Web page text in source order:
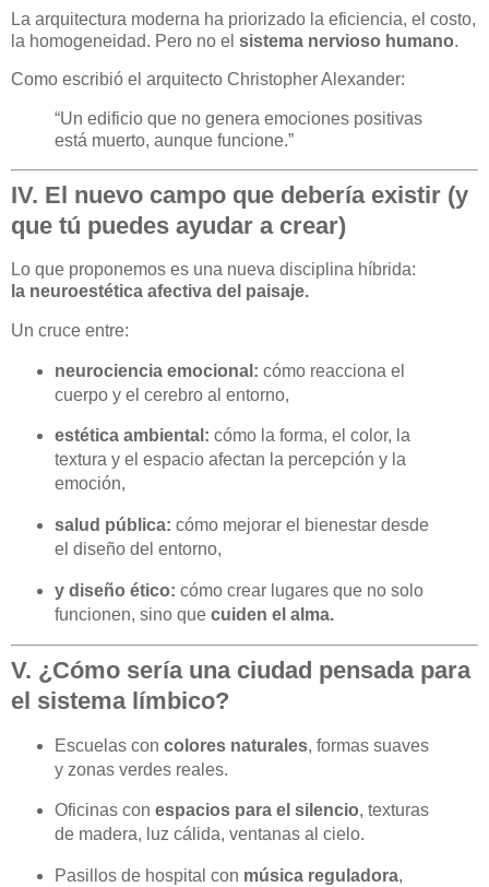
La arquitectura moderna ha priorizado la eficiencia, el costo,
la homogeneidad. Pero no el sistema nervioso humano.
Como escribió el arquitecto Christopher Alexander:
“Un edificio que no genera emociones positivas
está muerto, aunque funcione.”
IV. El nuevo campo que debería existir (y
que tú puedes ayudar a crear)
Lo que proponemos es una nueva disciplina híbrida:
la neuroestética afectiva del paisaje.
Un cruce entre:
neurociencia emocional: cómo reacciona el
cuerpo y el cerebro al entorno,
estética ambiental: cómo la forma, el color, la
textura y el espacio afectan la percepción y la
emoción,
salud pública: cómo mejorar el bienestar desde
el diseño del entorno,
y diseño ético: cómo crear lugares que no solo
funcionen, sino que cuiden el alma.
V. ¿Cómo sería una ciudad pensada para
el sistema límbico?
Escuelas con colores naturales, formas suaves
y zonas verdes reales.
Oficinas con espacios para el silencio, texturas
de madera, luz cálida, ventanas al cielo.
Pasillos de hospital con música reguladora,